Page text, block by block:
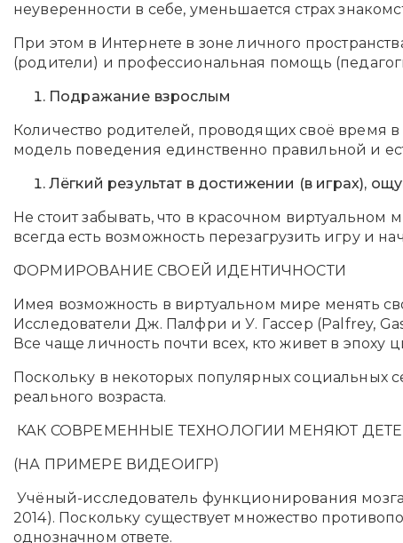
неуверенности в себе, уменьшается страх
При этом в Интернете в зоне личного
(родители) и профессиональная помощь
Подражание взрослым
Количество родителей, проводящих своё время
модель поведения единственно правильной и
Лёгкий результат в достижении (в играх),
Не стоит забывать, что в красочном виртуальном
всегда есть возможность перезагрузить игру и
ФОРМИРОВАНИЕ СВОЕЙ ИДЕНТИЧНОСТИ
Имея возможность в виртуальном мире менять
Исследователи Дж. Палфри и У. Гассер (Palfrey,
Все чаще личность почти всех, кто живет в
Поскольку в некоторых популярных социальных
реального возраста.
КАК СОВРЕМЕННЫЕ ТЕХНОЛОГИИ МЕНЯЮТ
(НА ПРИМЕРЕ ВИДЕОИГР)
Учёный-исследователь функционирования
2014). Поскольку существует множество
однозначном ответе.